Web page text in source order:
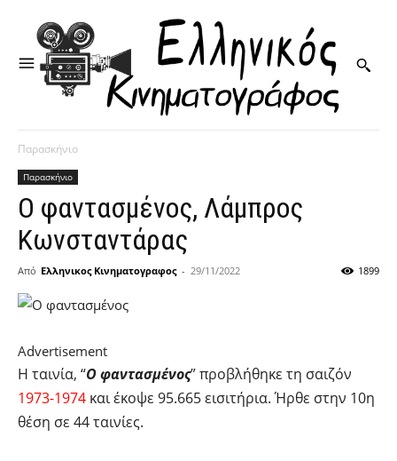
Παρασκήνιο
Παρασκήνιο
Ο φαντασμένος, Λάμπρος
Κωνσταντάρας
Από Ελληνικος Κινηματογραφος - 29/11/2022 1899
Advertisement
Η ταινία, “Ο φαντασμένος” προβλήθηκε τη σαιζόν
1973-1974 και έκοψε 95.665 εισιτήρια. Ήρθε στην 10η
θέση σε 44 ταινίες.